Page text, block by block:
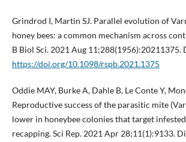
Grindrod I, Martin SJ. Parallel evolution of
honey bees: a common mechanism across
B Biol Sci. 2021 Aug 11;288(1956):20211375.
https://doi.org/10.1098/rspb.2021.1375
Oddie MAY, Burke A, Dahle B, Le Conte Y,
Reproductive success of the parasitic mite
lower in honeybee colonies that target
recapping. Sci Rep. 2021 Apr 28;11(1):9133.